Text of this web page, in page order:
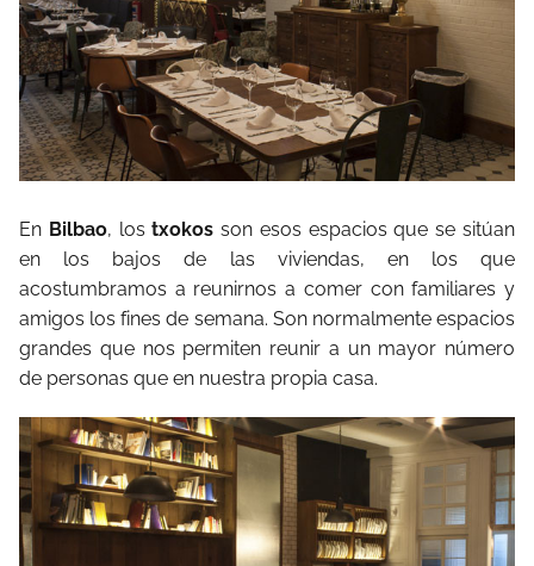
En Bilbao, lostxokosson esos espacios que se sitúan
en los bajos de las viviendas, en los que
acostumbramos a reunirnos a comer con familiares y
amigos los fines de semana. Son normalmente espacios
grandes que nos permiten reunir a un mayor número
de personas que en nuestra propia casa.